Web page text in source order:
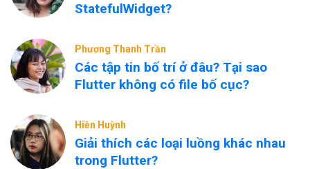
StatefulWidget?
Phương Thanh Trần
Các tập tin bố trí ở đâu? Tại sao
Flutter không có file bố cục?
Hiền Huỳnh
Giải thích các loại luồng khác nhau
trong Flutter?